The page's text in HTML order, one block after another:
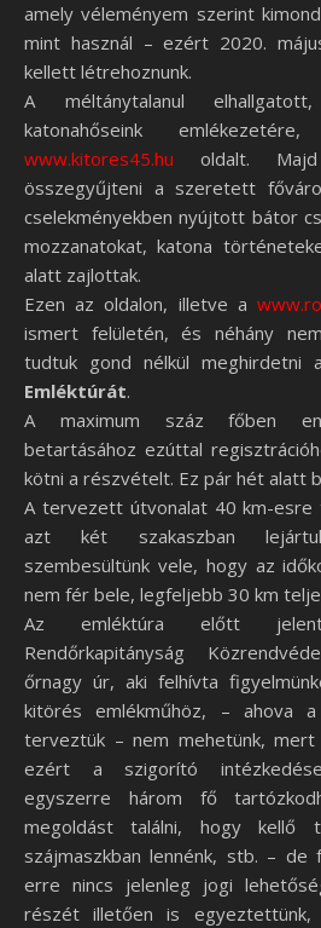
amely véleményem szerint
mint használ – ezért 2020.
kellett létrehoznunk.
A méltánytalanul
katonahőseink
www.kitores45.hu oldalt.
összegyűjteni a szeretett
cselekményekben nyújtott bátor
mozzanatokat, katona
alatt zajlottak.
Ezen az oldalon, illetve a
ismert felületén, és néhány
tudtuk gond nélkül meghirdetni
Emléktúrát.
A maximum száz főben
betartásához ezúttal
kötni a részvételt. Ez pár hét alatt
A tervezett útvonalat 40 km-esre
azt két szakaszban
szembesültünk vele, hogy az
nem fér bele, legfeljebb 30 km
Az emléktúra előtt
Rendőrkapitányság
őrnagy úr, aki felhívta
kitörés emlékműhöz, – ahova
terveztük – nem mehetünk, mert
ezért a szigorító
egyszerre három fő
megoldást találni, hogy kellő
szájmaszkban lennénk, stb. – de
erre nincs jelenleg jogi
részét illetően is egyeztettünk,